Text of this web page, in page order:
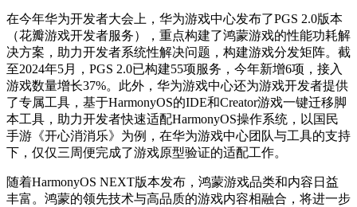
在今年华为开发者大会上，华为游戏中心发布了PGS 2.0版本
（花瓣游戏开发者服务），重点构建了鸿蒙游戏的性能功耗解
决方案，助力开发者系统性解决问题，构建游戏分发矩阵。截
至2024年5月，PGS 2.0已构建55项服务，今年新增6项，接入
游戏数量增长37%。此外，华为游戏中心还为游戏开发者提供
了专属工具，基于HarmonyOS的IDE和Creator游戏一键迁移脚
本工具，助力开发者快速适配HarmonyOS操作系统，以国民
手游《开心消消乐》为例，在华为游戏中心团队与工具的支持
下，仅仅三周便完成了游戏原型验证的适配工作。
随着HarmonyOS NEXT版本发布，鸿蒙游戏品类和内容日益
丰富。鸿蒙的领先技术与高品质的游戏内容相融合，将进一步